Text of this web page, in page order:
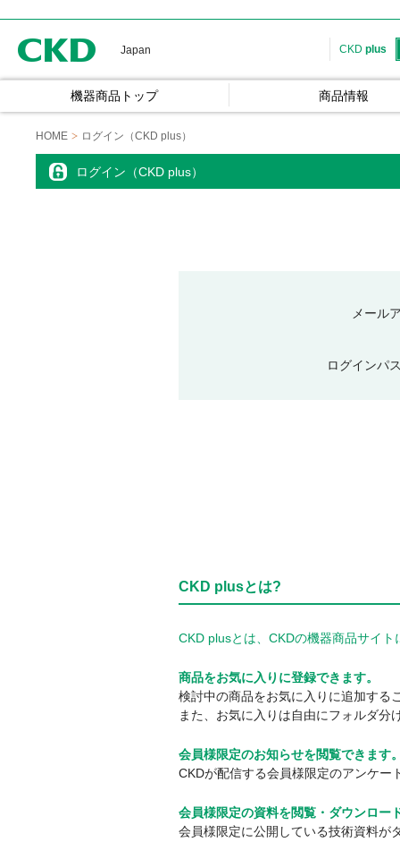
Japan CKD plus
機器商品トップ 商品情報
HOME ログイン（CKD plus）
ログイン（CKD plus）
メール
ログインパ
CKD plusとは?
CKD plusとは、CKDの機器商品サイ
商品をお気に入りに登録できます。
検討中の商品をお気に入りに追加する
また、お気に入りは自由にフォルダ
会員様限定のお知らせを閲覧できます
CKDが配信する会員様限定のアンケー
会員様限定の資料を閲覧・ダウンロー
会員様限定に公開している技術資料が